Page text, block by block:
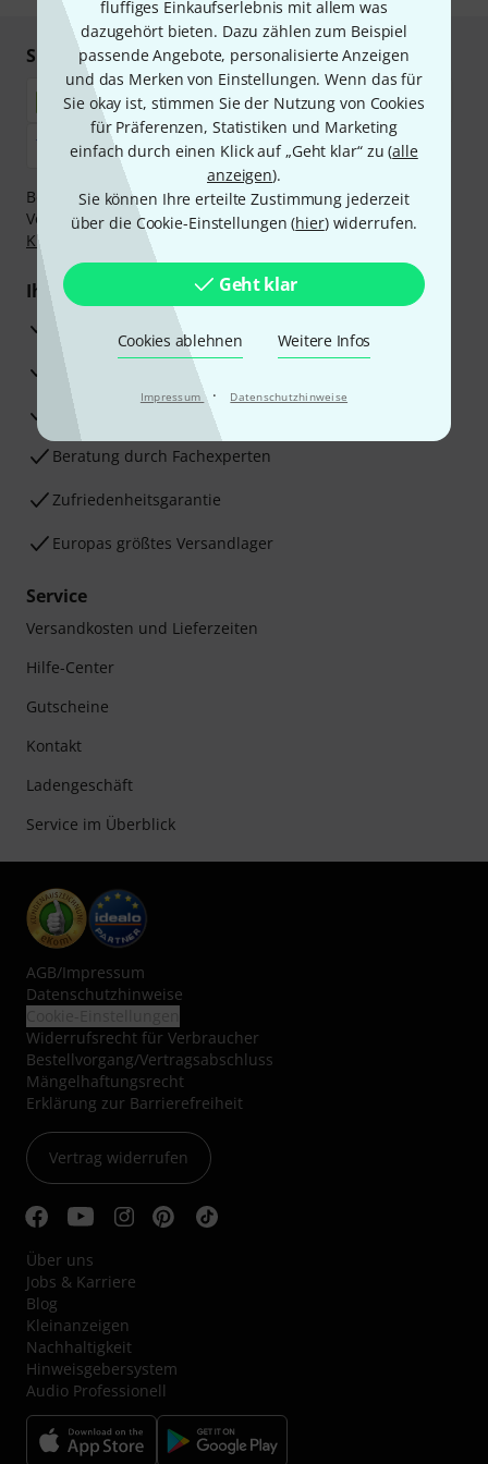
fluffiges Einkaufserlebnis mit allem was
dazugehört bieten. Dazu zählen zum Beispiel
passende Angebote, personalisierte Anzeigen
und das Merken von Einstellungen. Wenn das für
Sie okay ist, stimmen Sie der Nutzung von Cookies
für Präferenzen, Statistiken und Marketing
einfach durch einen Klick auf „Geht klar“ zu (alle
anzeigen).
Sie können Ihre erteilte Zustimmung jederzeit
über die Cookie-Einstellungen (hier) widerrufen.
Geht klar
Cookies ablehnen Weitere Infos
Impressum · Datenschutzhinweise
Sicher einkaufen & bezahlen
Bezahlen Sie vertraulich und sicher per Nachnahme,
Vorkasse, PayPal, Amazon Pay,Klarna Sofort bezahlen
Klarna Ratenzahlung
Ihre Vorteile
3 Jahre Thomann Garantie
30 Tage Money-Back-Garantie
Beratung durch Fachexperten
Zufriedenheitsgarantie
Europas größtes Versandlager
Service
Versandkosten und Lieferzeiten
Hilfe-Center
Gutscheine
Kontakt
Ladengeschäft
Service im Überblick
AGB/Impressum
Datenschutzhinweise
Widerrufsrecht für Verbraucher
Bestellvorgang/Vertragsabschluss
Mängelhaftungsrecht
Erklärung zur Barrierefreiheit
Vertrag widerrufen
Über uns
Jobs & Karriere
Blog
Kleinanzeigen
Nachhaltigkeit
Hinweisgebersystem
Audio Professionell